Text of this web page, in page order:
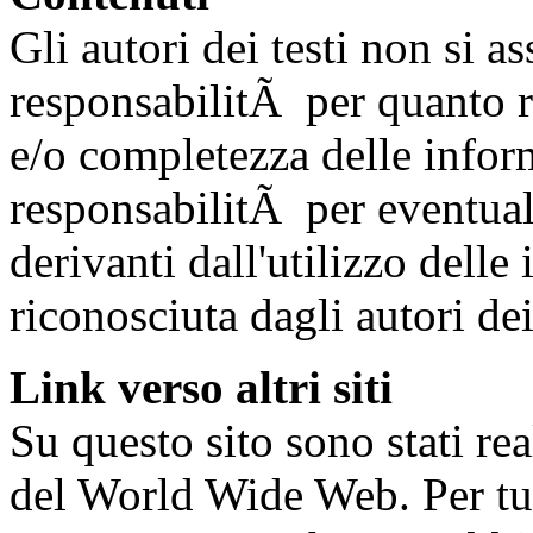
Gli autori dei testi non si
responsabilitÃ per quanto
e/o completezza delle
responsabilitÃ per
derivanti dall'utilizzo delle
riconosciuta dagli autori
Link verso altri siti
Su questo sito sono stati
del World Wide Web. Per